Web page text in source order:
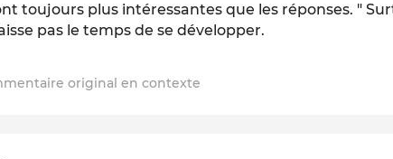
toujours plus intéressantes que les réponses. "
pas le temps de se développer.